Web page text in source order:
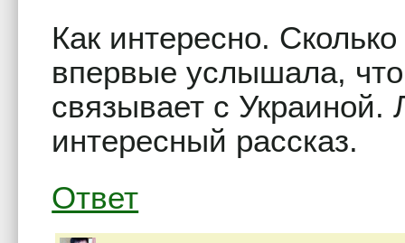
Как интересно.
впервые услышала,
связывает с Украиной.
интересный рассказ.
Ответ